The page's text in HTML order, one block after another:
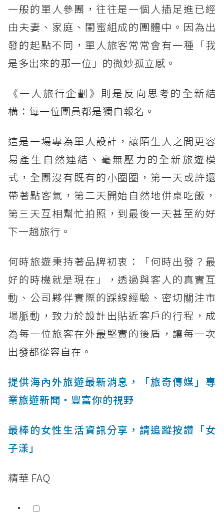
一般的單人參團，往往是一個人插足進已經
由夫妻、家庭、閨蜜組成的團體中。因為出
發的起點不同，單人旅客常常會有一種「我
是多出來的那一位」的微妙孤立感。
《一人旅行企劃》則是反向思考的全新結
構：每一位團員都是獨自報名。
這是一場專為單人設計，讓陌生人之間更容
易產生自然連結、毫無壓力的全新旅遊模
式，全團沒有既有的小圈圈，第一天或許還
帶著點客氣，第二天開始自然地併桌吃飯，
第三天互相幫忙拍照，到最後一天甚至約好
下一趟旅行。
何時旅遊秉持著品牌初衷：「何時出發？最
好的時機就是現在」，透過與客人的真實互
動、公司夥伴實際的踩線經驗、密切關注市
場脈動，致力於設計出貼近客戶的行程，成
為每一位旅客在外最堅實的後盾，讓每一次
出發都從容自在。
提供海內外旅遊最新消息，「旅奇傳媒」專
業旅遊新聞‧豐富你的視野
最棒的女性生活資訊分享，請追蹤按讚「女
子漾」
精華 FAQ